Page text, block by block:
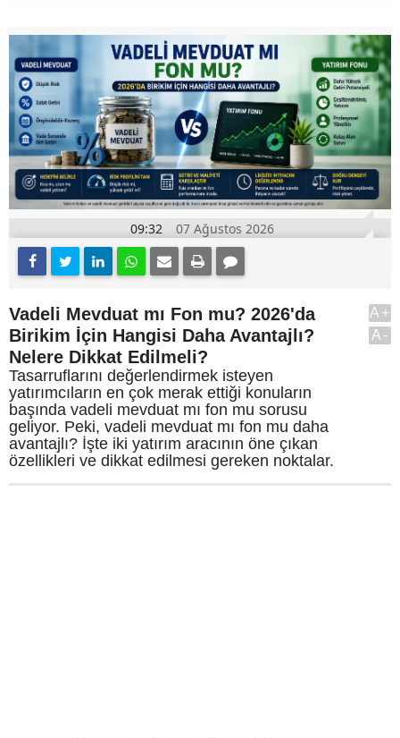
09:32 07 Ağustos 2026
Vadeli Mevduat mı Fon mu? 2026'da
Birikim İçin Hangisi Daha Avantajlı?
Nelere Dikkat Edilmeli?
Tasarruflarını değerlendirmek isteyen
yatırımcıların en çok merak ettiği konuların
başında vadeli mevduat mı fon mu sorusu
geliyor. Peki, vadeli mevduat mı fon mu daha
avantajlı? İşte iki yatırım aracının öne çıkan
özellikleri ve dikkat edilmesi gereken noktalar.
A+
A-